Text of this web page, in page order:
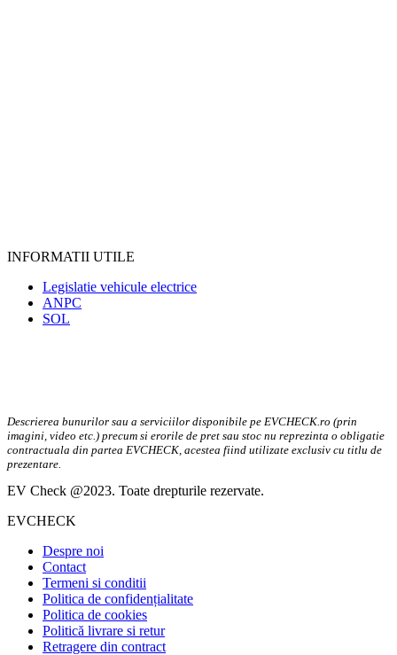
INFORMATII UTILE
Legislatie vehicule electrice
ANPC
SOL
Descrierea bunurilor sau a serviciilor disponibile pe EVCHECK.ro (prin
imagini, video etc.) precum si erorile de pret sau stoc nu reprezinta o obligatie
contractuala din partea EVCHECK, acestea fiind utilizate exclusiv cu titlu de
prezentare.
EV Check @2023. Toate drepturile rezervate.
EVCHECK
Despre noi
Contact
Termeni si conditii
Politica de confidențialitate
Politica de cookies
Politică livrare si retur
Retragere din contract